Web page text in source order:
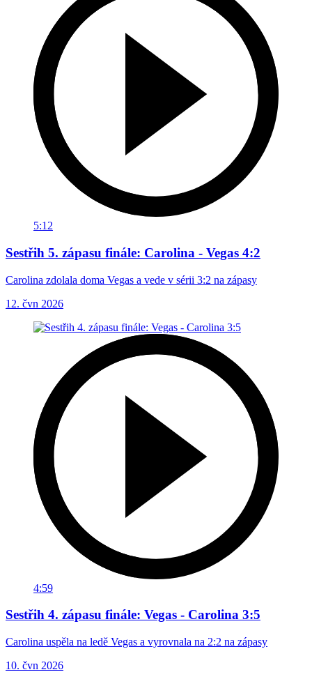
5:12
Sestřih 5. zápasu finále: Carolina - Vegas 4:2
Carolina zdolala doma Vegas a vede v sérii 3:2 na zápasy
12. čvn 2026
4:59
Sestřih 4. zápasu finále: Vegas - Carolina 3:5
Carolina uspěla na ledě Vegas a vyrovnala na 2:2 na zápasy
10. čvn 2026